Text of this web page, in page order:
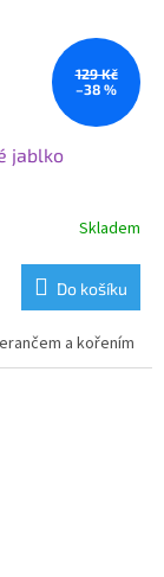
129 Kč
–38 %
jablko
Skladem
Do košíku
a kořením